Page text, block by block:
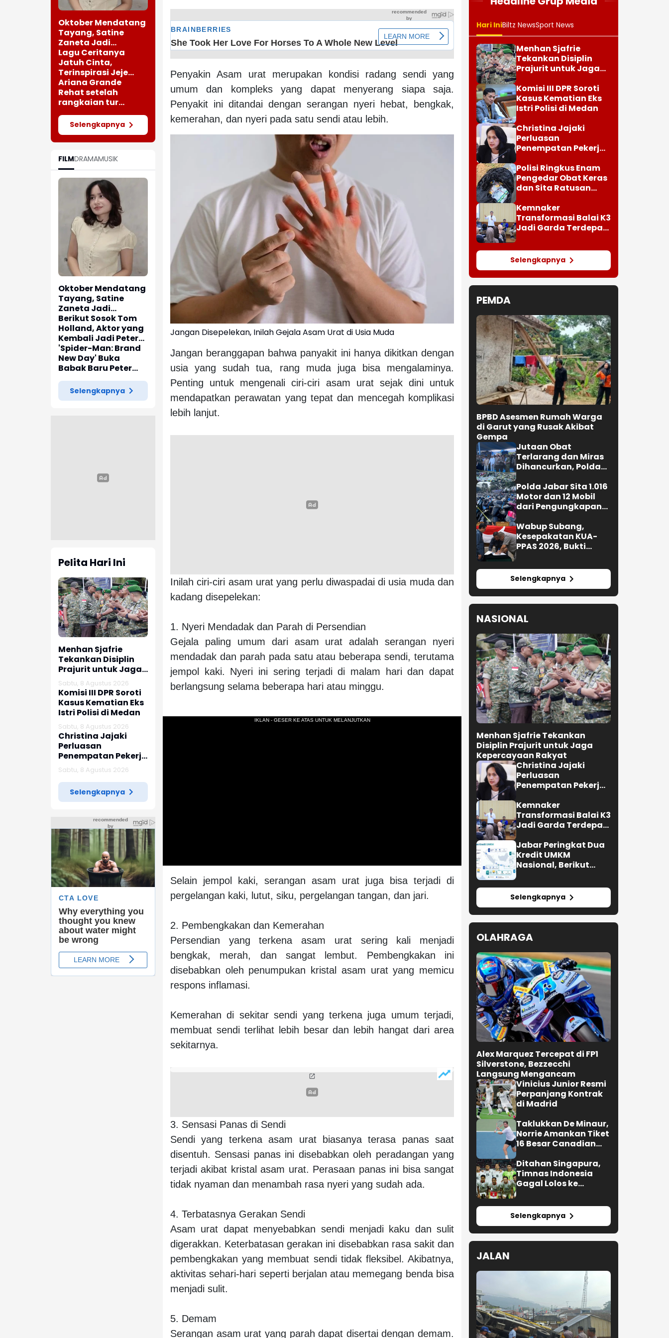
Oktober Mendatang
Tayang, Satine
Zaneta Jadi
Pemeran Utama Film
Siti Si Vampir
Lagu Ceritanya
Jatuh Cinta,
Terinspirasi Jeje
saat Bertemu
Perempuan Cantik
Ariana Grande
Rehat setelah
rangkaian tur
"Eternal Sunshine"
Selengkapnya
FILMDRAMAMUSIK
Oktober Mendatang
Tayang, Satine
Zaneta Jadi
Pemeran Utama Film
Siti Si Vampir
Berikut Sosok Tom
Holland, Aktor yang
Kembali Jadi Peter
Parker di 'Spider-
Man: Brand New Day'
'Spider-Man: Brand
New Day' Buka
Babak Baru Peter
Parker di Marvel
Cinematic Universe
Selengkapnya
Pelita Hari Ini
Menhan Sjafrie
Tekankan Disiplin
Prajurit untuk Jaga
Kepercayaan
Rakyat
Sabtu, 8 Agustus 2026
Komisi III DPR Soroti
Kasus Kematian Eks
Istri Polisi di Medan
Sabtu, 8 Agustus 2026
Christina Jajaki
Perluasan
Penempatan Pekerja
Migran ke Republik
Ceko
Sabtu, 8 Agustus 2026
Selengkapnya
Penyakin Asam urat merupakan kondisi radang sendi yang
umum dan kompleks yang dapat menyerang siapa saja.
Penyakit ini ditandai dengan serangan nyeri hebat, bengkak,
kemerahan, dan nyeri pada satu sendi atau lebih.
Jangan Disepelekan, Inilah Gejala Asam Urat di Usia Muda
Jangan beranggapan bahwa panyakit ini hanya dikitkan dengan
usia yang sudah tua, rang muda juga bisa mengalaminya.
Penting untuk mengenali ciri-ciri asam urat sejak dini untuk
mendapatkan perawatan yang tepat dan mencegah komplikasi
lebih lanjut.
Inilah ciri-ciri asam urat yang perlu diwaspadai di usia muda dan
kadang disepelekan:
1. Nyeri Mendadak dan Parah di Persendian
Gejala paling umum dari asam urat adalah serangan nyeri
mendadak dan parah pada satu atau beberapa sendi, terutama
jempol kaki. Nyeri ini sering terjadi di malam hari dan dapat
berlangsung selama beberapa hari atau minggu.
Selain jempol kaki, serangan asam urat juga bisa terjadi di
pergelangan kaki, lutut, siku, pergelangan tangan, dan jari.
2. Pembengkakan dan Kemerahan
Persendian yang terkena asam urat sering kali menjadi
bengkak, merah, dan sangat lembut. Pembengkakan ini
disebabkan oleh penumpukan kristal asam urat yang memicu
respons inflamasi.
Kemerahan di sekitar sendi yang terkena juga umum terjadi,
membuat sendi terlihat lebih besar dan lebih hangat dari area
sekitarnya.
3. Sensasi Panas di Sendi
Sendi yang terkena asam urat biasanya terasa panas saat
disentuh. Sensasi panas ini disebabkan oleh peradangan yang
terjadi akibat kristal asam urat. Perasaan panas ini bisa sangat
tidak nyaman dan menambah rasa nyeri yang sudah ada.
4. Terbatasnya Gerakan Sendi
Asam urat dapat menyebabkan sendi menjadi kaku dan sulit
digerakkan. Keterbatasan gerakan ini disebabkan rasa sakit dan
pembengkakan yang membuat sendi tidak fleksibel. Akibatnya,
aktivitas sehari-hari seperti berjalan atau memegang benda bisa
menjadi sulit.
5. Demam
Serangan asam urat yang parah dapat disertai dengan demam.
Hari IniBiltz NewsSport News
Menhan Sjafrie
Tekankan Disiplin
Prajurit untuk Jaga
Komisi III DPR Soroti
Kasus Kematian Eks
Istri Polisi di Medan
Christina Jajaki
Perluasan
Penempatan Pekerja
Ceko
Polisi Ringkus Enam
Pengedar Obat Keras
dan Sita Ratusan
Kemnaker
Transformasi Balai K3
Jadi Garda Terdepan
Selengkapnya
PEMDA
BPBD Asesmen Rumah Warga
di Garut yang Rusak Akibat
Gempa
Jutaan Obat
Terlarang dan Miras
Dihancurkan, Polda
Tersangka
Polda Jabar Sita 1.016
Motor dan 12 Mobil
dari Pengungkapan
Wabup Subang,
Kesepakatan KUA-
PPAS 2026, Bukti
Selengkapnya
NASIONAL
Menhan Sjafrie Tekankan
Disiplin Prajurit untuk Jaga
Kepercayaan Rakyat
Christina Jajaki
Perluasan
Penempatan Pekerja
Ceko
Kemnaker
Transformasi Balai K3
Jadi Garda Terdepan
Kecelakaan Kerja
Jabar Peringkat Dua
Kredit UMKM
Nasional, Berikut
Selengkapnya
OLAHRAGA
Alex Marquez Tercepat di FP1
Silverstone, Bezzecchi
Langsung Mengancam
Vinicius Junior Resmi
Perpanjang Kontrak
di Madrid
Taklukkan De Minaur,
Norrie Amankan Tiket
16 Besar Canadian
Ditahan Singapura,
Timnas Indonesia
Gagal Lolos ke
Selengkapnya
JALAN